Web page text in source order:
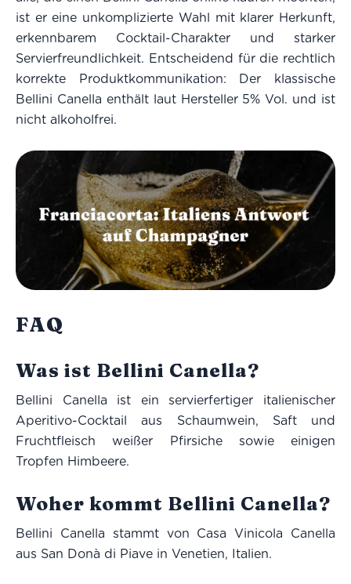
ist er eine unkomplizierte Wahl mit klarer Herkunft,
erkennbarem Cocktail-Charakter und starker
Servierfreundlichkeit. Entscheidend für die rechtlich
korrekte Produktkommunikation: Der klassische
Bellini Canella enthält laut Hersteller 5% Vol. und ist
nicht alkoholfrei.
FAQ
Was ist Bellini Canella?
Bellini Canella ist ein servierfertiger italienischer
Aperitivo-Cocktail aus Schaumwein, Saft und
Fruchtfleisch weißer Pfirsiche sowie einigen
Tropfen Himbeere.
Woher kommt Bellini Canella?
Bellini Canella stammt von Casa Vinicola Canella
aus San Donà di Piave in Venetien, Italien.